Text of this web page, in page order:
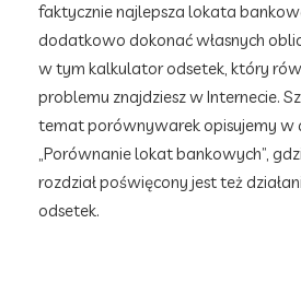
faktycznie najlepsza lokata
dodatkowo dokonać własnych
w tym kalkulator odsetek, który
problemu znajdziesz w Internecie.
temat porównywarek opisujemy w
„Porównanie lokat bankowych”,
rozdział poświęcony jest też
odsetek.